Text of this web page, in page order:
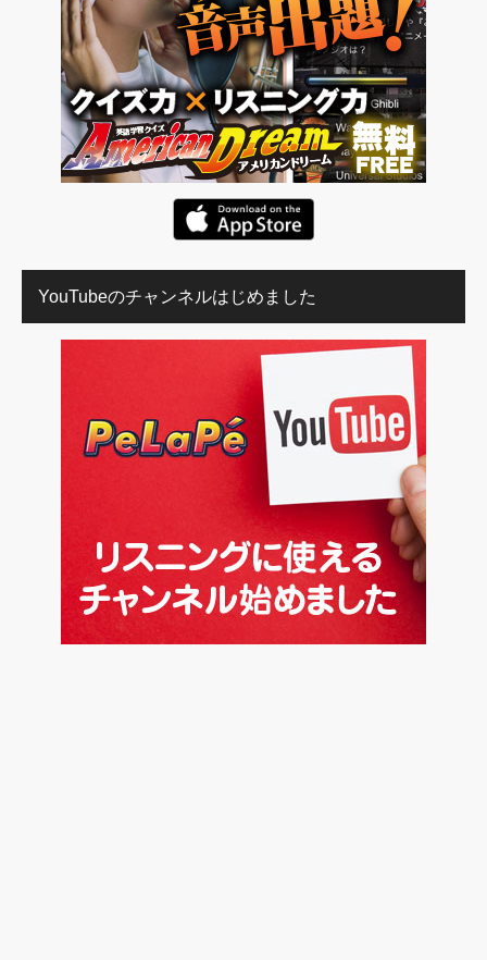
YouTubeのチャンネルはじめました